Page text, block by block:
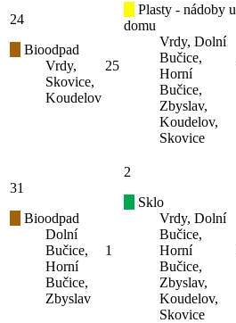
24
Bioodpad
Vrdy,
Skovice,
Koudelov
25
Plasty - nádoby u
domu
Vrdy, Dolní
Bučice,
Horní
Bučice,
Zbyslav,
Koudelov,
Skovice
31
Bioodpad
Dolní
Bučice,
Horní
Bučice,
Zbyslav
1
2
Sklo
Vrdy, Dolní
Bučice,
Horní
Bučice,
Zbyslav,
Koudelov,
Skovice